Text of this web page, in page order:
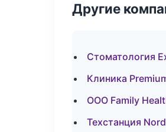
Другие
Стоматология
Клиника
ООО Family
Техстанция